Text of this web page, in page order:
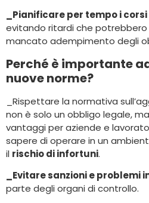
_Pianificare per tempo i
evitando ritardi che
mancato adempimento degli
Perché è importante
nuove norme?
_Rispettare la normativa
non è solo un obbligo legale,
vantaggi per aziende e
sapere di operare in un
il rischio di infortuni.
_Evitare sanzioni e problemi
parte degli organi di controllo.